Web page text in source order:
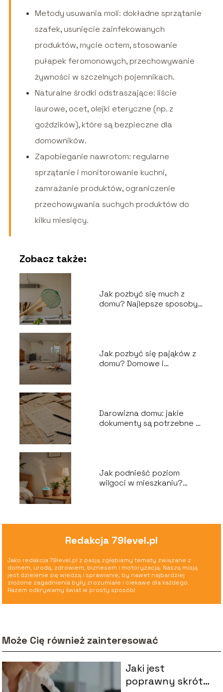
Metody usuwania moli: dokładne sprzątanie
szafek, usunięcie zainfekowanych
produktów, mycie octem, stosowanie
pułapek feromonowych, przechowywanie
żywności w szczelnych pojemnikach.
Naturalne środki odstraszające: liście
laurowe, ocet, olejki eteryczne (np. z
goździków), które są bezpieczne dla
domowników.
Zapobieganie nawrotom: regularne
sprzątanie i monitorowanie kuchni,
zamrażanie produktów, ograniczenie
przechowywania suchych produktów do
kilku miesięcy.
Zobacz także:
Jak pozbyć się much z
domu? Najlepsze sposoby
Jak pozbyć się pająków z
domu? Domowe i
Darowizna domu: jakie
dokumenty są potrzebne u
Jak podnieść poziom
wilgoci w mieszkaniu?
Redakcja 79level.pl
Jako redakcja 79level.pl z pasją zgłębiamy tematy związane z
domem, urodą, zdrowiem, biznesem i motoryzacją. Naszą misją
jest dzielenie się wiedzą i sprawianie, by nawet najbardziej
złożone zagadnienia były zrozumiałe i ciekawe dla każdego.
Razem odkrywamy świat w prosty sposób!
Może Cię również zainteresować
Jaki jest
poprawny skrót